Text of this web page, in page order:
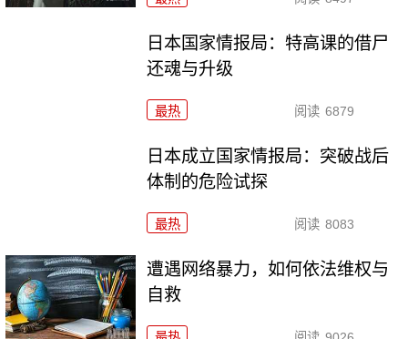
日本国家情报局：特高课的借尸
还魂与升级
最热 阅读 6879
日本成立国家情报局：突破战后
体制的危险试探
最热 阅读 8083
遭遇网络暴力，如何依法维权与
自救